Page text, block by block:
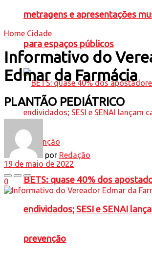
metragens e apresentações
para espaços públicos
BETS: quase 40% dos
endividados; SESI e SENAI
prevenção
Home Cidade
Informativo do
Edmar da Farmácia
PLANTÃO PEDIÁTRICO
por Redação
19 de maio de 2022
0